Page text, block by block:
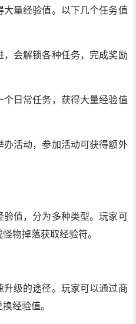
大量经验值。以下几个任务值
，会解锁各种任务，完成奖励
个日常任务，获得大量经验值
办活动，参加活动可获得额外
验值，分为多种类型。玩家可
物掉落获取经验符。
升级的途径。玩家可以通过商
经验值。